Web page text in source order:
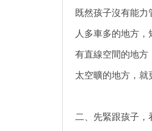
既然孩子沒有能力
人多車多的地方，
有直線空間的地方
太空曠的地方，就
二、先緊跟孩子